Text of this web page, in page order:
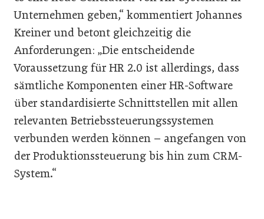
Unternehmen geben,“ kommentiert Johannes
Kreiner und betont gleichzeitig die
Anforderungen: „Die entscheidende
Voraussetzung für HR 2.0 ist allerdings, dass
sämtliche Komponenten einer HR-Software
über standardisierte Schnittstellen mit allen
relevanten Betriebssteuerungssystemen
verbunden werden können – angefangen von
der Produktionssteuerung bis hin zum CRM-
System.“